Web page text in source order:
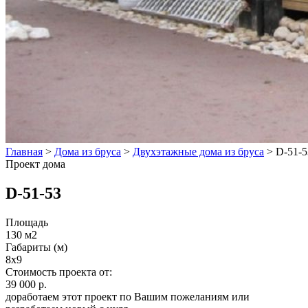
Главная > Дома из бруса > Двухэтажные дома из бруса > D-51-
Проект дома
D-51-53
Площадь
130 м2
Габариты (м)
8х9
Стоимость проекта от:
39 000 р.
доработаем этот проект по Вашим пожеланиям или